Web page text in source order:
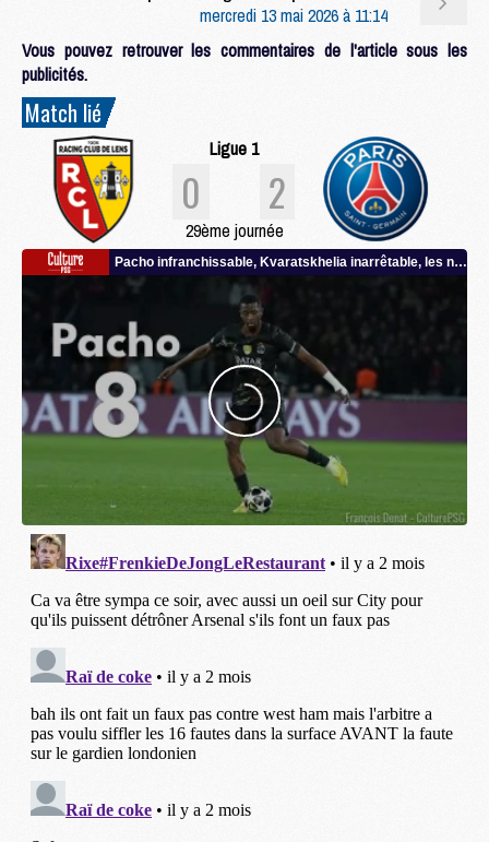
mercredi 13 mai 2026 à 11:14
Vous pouvez retrouver les commentaires de l'article sous les
publicités.
Match lié
Ligue 1
0 2
29ème journée